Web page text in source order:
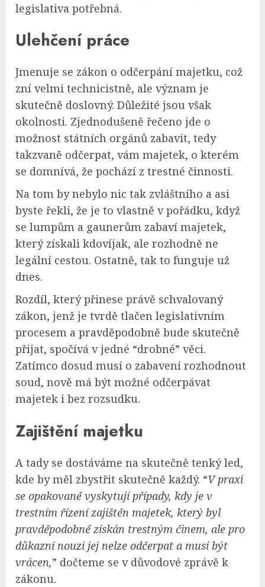
legislativa potřebná.
Ulehčení práce
Jmenuje se zákon o odčerpání majetku, což
zní velmi technicistně, ale význam je
skutečně doslovný. Důležité jsou však
okolnosti. Zjednodušeně řečeno jde o
možnost státních orgánů zabavit, tedy
takzvaně odčerpat, vám majetek, o kterém
se domnívá, že pochází z trestné činnosti.
Na tom by nebylo nic tak zvláštního a asi
byste řekli, že je to vlastně v pořádku, když
se lumpům a gaunerům zabaví majetek,
který získali kdovíjak, ale rozhodně ne
legální cestou. Ostatně, tak to funguje už
dnes.
Rozdíl, který přinese právě schvalovaný
zákon, jenž je tvrdě tlačen legislativním
procesem a pravděpodobně bude skutečně
přijat, spočívá v jedné “drobné” věci.
Zatímco dosud musí o zabavení rozhodnout
soud, nově má být možné odčerpávat
majetek i bez rozsudku.
Zajištění majetku
A tady se dostáváme na skutečně tenký led,
kde by měl zbystřit skutečně každý. “V praxi
se opakovaně vyskytují případy, kdy je v
trestním řízení zajištěn majetek, který byl
pravděpodobně získán trestným činem, ale pro
důkazní nouzi jej nelze odčerpat a musí být
vrácen,” dočteme se v důvodové zprávě k
zákonu.